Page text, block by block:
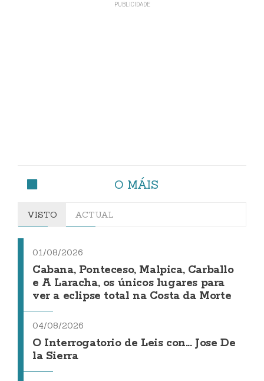
O MÁIS
VISTO ACTUAL
01/08/2026
Cabana, Ponteceso, Malpica, Carballo
e A Laracha, os únicos lugares para
ver a eclipse total na Costa da Morte
04/08/2026
O Interrogatorio de Leis con... Jose De
la Sierra